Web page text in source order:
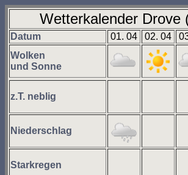
Wetterkalender Drove
Datum 01. 04 02. 04
Wolken
und Sonne
z.T. neblig
Niederschlag
Starkregen